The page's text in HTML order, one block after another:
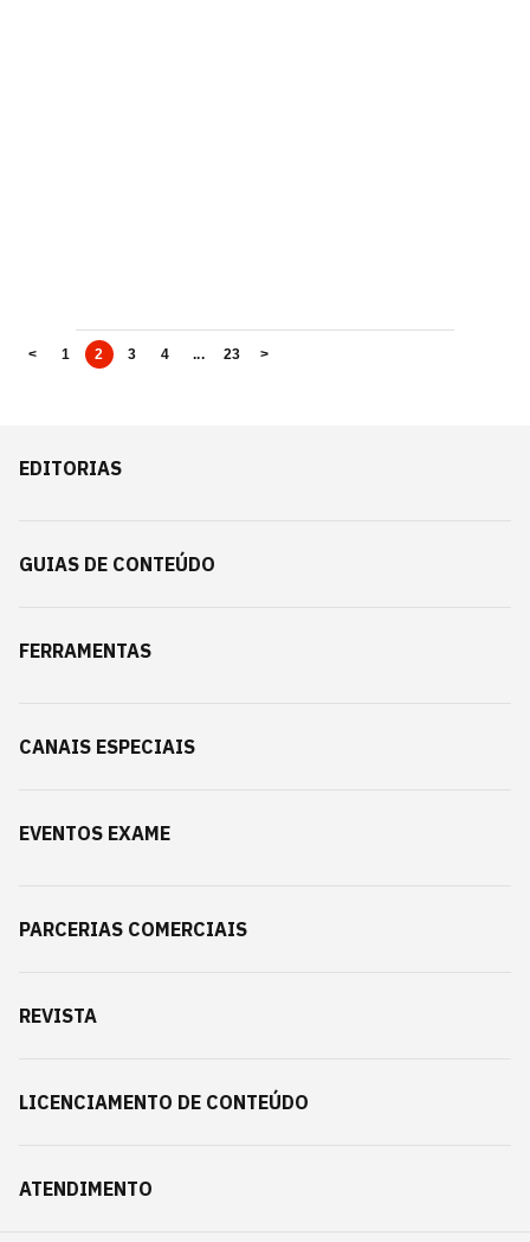
< 1 2 3 4 ... 23 >
EDITORIAS
GUIAS DE CONTEÚDO
FERRAMENTAS
CANAIS ESPECIAIS
EVENTOS EXAME
PARCERIAS COMERCIAIS
REVISTA
LICENCIAMENTO DE CONTEÚDO
ATENDIMENTO